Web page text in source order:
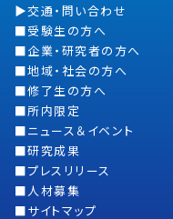
交通・問い合わせ
受験生の方へ
企業・研究者の方へ
地域・社会の方へ
修了生の方へ
所内限定
ニュース＆イベント
研究成果
プレスリリース
人材募集
サイトマップ